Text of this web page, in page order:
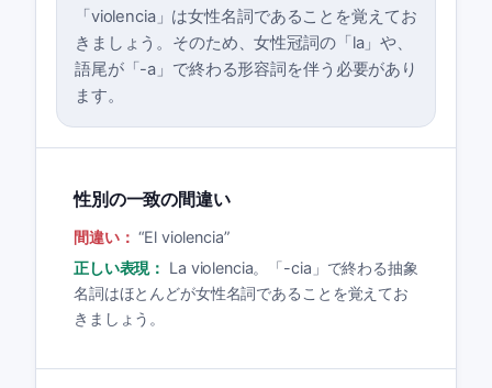
「violencia」は女性名詞であることを覚えてお
きましょう。そのため、女性冠詞の「la」や、
語尾が「-a」で終わる形容詞を伴う必要があり
ます。
性別の一致の間違い
間違い： “El violencia”
正しい表現： La violencia。「-cia」で終わる抽象
名詞はほとんどが女性名詞であることを覚えてお
きましょう。